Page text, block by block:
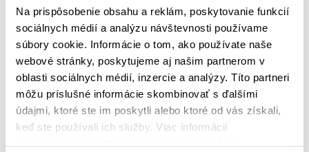
Na prispôsobenie obsahu a reklám, poskytovanie funkcií
sociálnych médií a analýzu návštevnosti používame
súbory cookie. Informácie o tom, ako používate naše
webové stránky, poskytujeme aj našim partnerom v
oblasti sociálnych médií, inzercie a analýzy. Títo partneri
môžu príslušné informácie skombinovať s ďalšími
údajmi, ktoré ste im poskytli alebo ktoré od vás získali,
keď ste používali ich služby. Viac informácií
o spracúvaní vašich osobných údajov nájdete
Zamestnávateľ hradí plnú sumu mesačného
paušálneho poplatku.
Zamestnávateľ a zamestnanec hradia predplatné v
dohodnutom pomere.
Zamestnanec si hradí mesačný poplatok sám –
zrážkou zo mzdy.